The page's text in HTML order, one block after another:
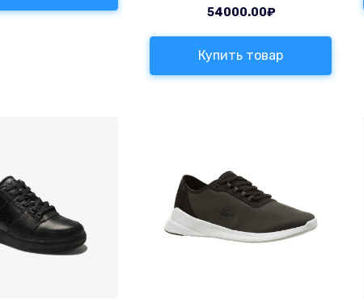
54000.00₽
Купить товар